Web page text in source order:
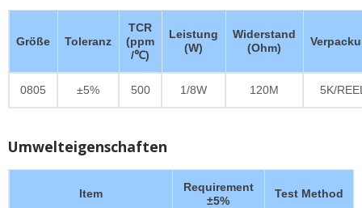
Größe Toleranz
TCR
(ppm
/℃)
Leistung
(W)
Widerstand
(Ohm)
0805 ±5% 500 1/8W 120M 5K/
Umwelteigenschaften
Item
Requirement
±5%
Test Method